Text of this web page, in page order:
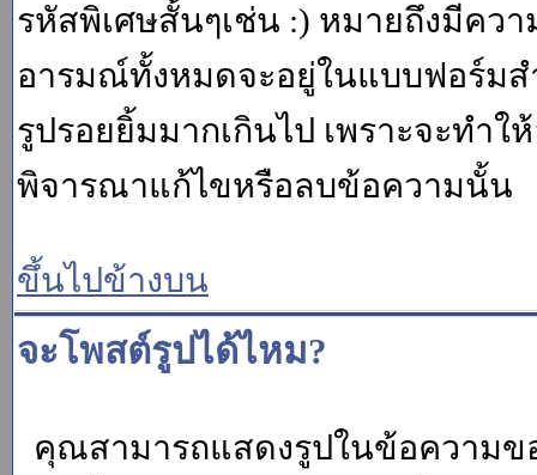
รหัสพิเศษสั้นๆเช่น :) หมายถึงมีคว
อารมณ์ทั้งหมดจะอยู่ในแบบฟอร์ม
รูปรอยยิ้มมากเกินไป เพราะจะทำใ
พิจารณาแก้ไขหรือลบข้อความนั้น
ขึ้นไปข้างบน
จะโพสต์รูปได้ไหม?
คุณสามารถแสดงรูปในข้อความ